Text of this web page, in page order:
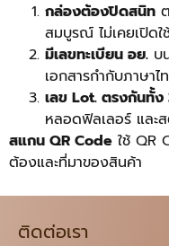
กล่องต้องปิดสนิท
สมบูรณ์ ไม่เคยเปิดใ
มีเลขทะเบียน อย. บ
เอกสารกำกับภาษาไ
เลข Lot. ตรงกันทั้ง
หลอดฟิลเลอร์ และ
สแกน QR Code ใช้ QR
ต้องและที่มาของสินค้า
ติดต่อเรา